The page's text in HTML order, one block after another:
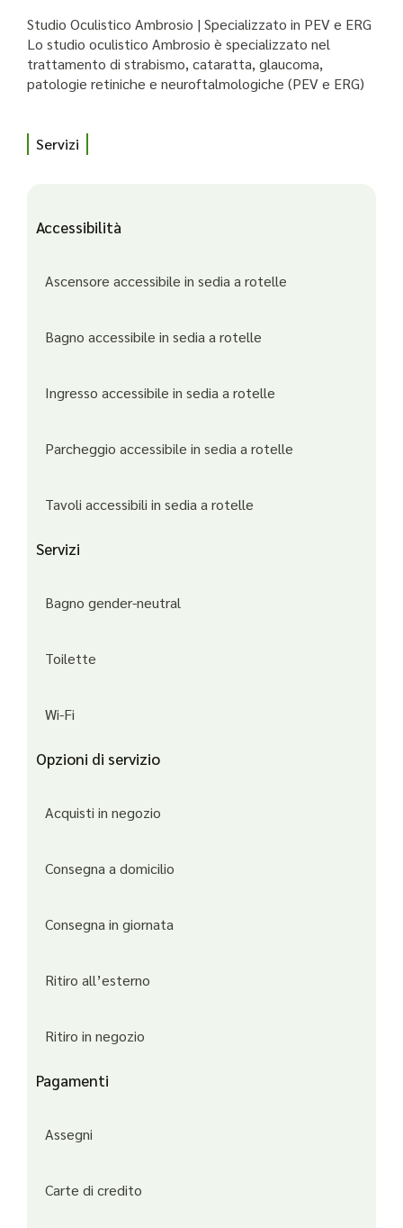
Studio Oculistico Ambrosio | Specializzato in PEV e ERG
Lo studio oculistico Ambrosio è specializzato nel
trattamento di strabismo, cataratta, glaucoma,
patologie retiniche e neuroftalmologiche (PEV e ERG)
Servizi
Accessibilità
Ascensore accessibile in sedia a rotelle
Bagno accessibile in sedia a rotelle
Ingresso accessibile in sedia a rotelle
Parcheggio accessibile in sedia a rotelle
Tavoli accessibili in sedia a rotelle
Servizi
Bagno gender-neutral
Toilette
Wi-Fi
Opzioni di servizio
Acquisti in negozio
Consegna a domicilio
Consegna in giornata
Ritiro all’esterno
Ritiro in negozio
Pagamenti
Assegni
Carte di credito